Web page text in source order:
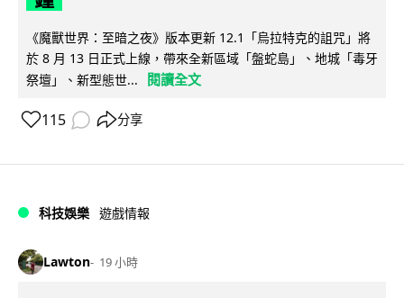
《魔獸世界：至暗之夜》版本更新 12.1「烏拉特克的詛咒」將
於 8 月 13 日正式上線，帶來全新區域「盤蛇島」、地城「毒牙
祭壇」、新型態世...
閱讀全文
115 分享
科技娛樂 遊戲情報
Lawton 19 小時